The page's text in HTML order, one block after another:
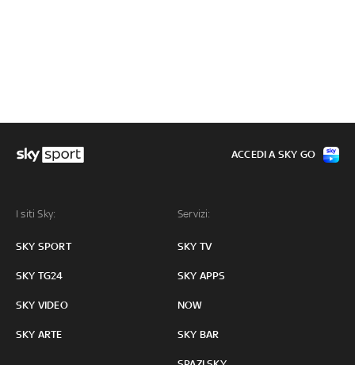
I siti Sky:
SKY SPORT
SKY TG24
SKY VIDEO
SKY ARTE
Servizi:
SKY TV
SKY APPS
NOW
SKY BAR
ACCEDI A SKY GO